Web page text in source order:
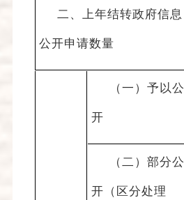
二、上年结转政府信息
公开申请数量
（一）予以公
开
（二）部分公
开（区分处理